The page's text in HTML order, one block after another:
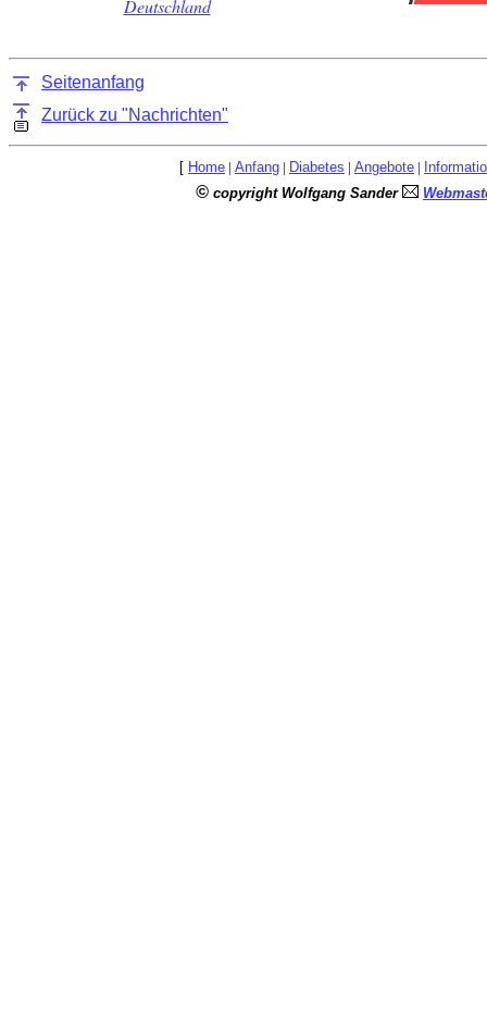
Deutschland
Seitenanfang
Zurück zu "Nachrichten"
[ Home | Anfang | Diabetes | Angebote |
© copyright Wolfgang Sander